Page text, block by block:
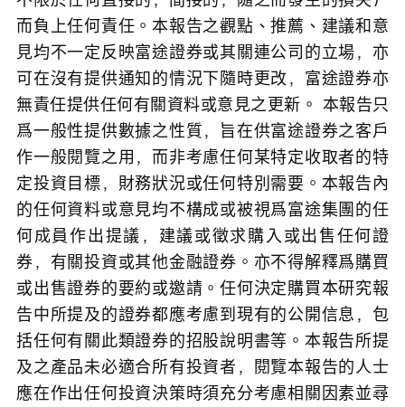
而負上任何責任。本報告之觀點、推薦、建議和意
見均不一定反映富途證券或其關連公司的立場，亦
可在沒有提供通知的情況下隨時更改，富途證券亦
無責任提供任何有關資料或意見之更新。 本報告只
爲一般性提供數據之性質，旨在供富途證券之客戶
作一般閱覽之用，而非考慮任何某特定收取者的特
定投資目標，財務狀況或任何特別需要。本報告內
的任何資料或意見均不構成或被視爲富途集團的任
何成員作出提議，建議或徵求購入或出售任何證
券，有關投資或其他金融證券。亦不得解釋爲購買
或出售證券的要約或邀請。任何決定購買本研究報
告中所提及的證券都應考慮到現有的公開信息，包
括任何有關此類證券的招股說明書等。本報告所提
及之產品未必適合所有投資者，閱覽本報告的人士
應在作出任何投資決策時須充分考慮相關因素並尋